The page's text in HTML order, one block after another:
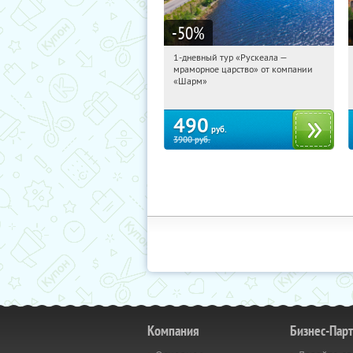
-50%
22:18:44 Купили:
Достоевская
1-дневный тур «Рускеала —
мраморное царство» от компании
«Шарм»
490 руб.
3900руб.
Компания Бизнес-